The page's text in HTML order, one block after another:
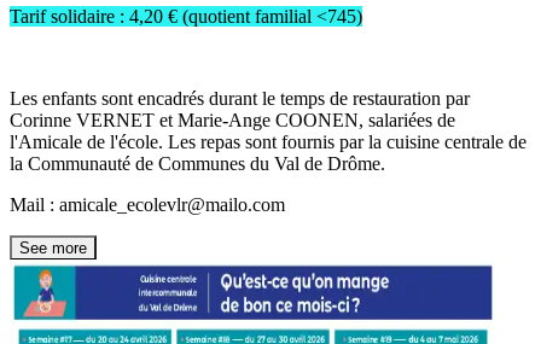
Tarif solidaire : 4,20 € (quotient familial <745)
Les enfants sont encadrés durant le temps de restauration par
Corinne VERNET et Marie-Ange COONEN, salariées de
l'Amicale de l'école. Les repas sont fournis par la cuisine centrale de
la Communauté de Communes du Val de Drôme.
Mail : amicale_ecolevlr@mailo.com
See more